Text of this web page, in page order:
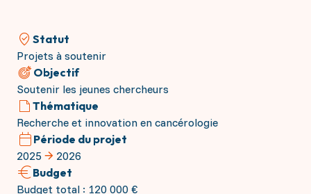
Interception : la prévention personnalisée
IRM Angers
La génétique constitutionnelle
Les séquelles des traitements
Le soutien aux jeunes chercheurs 2026
La radiothérapie Flash
Vos dons agissent
Acquisition d’un mammographe 3D haute
technologie
Les défis et enjeux contre le Cancer
Ensemble, continuons le combat.
Soutenir financièrement
Faire un don ponctuel ou régulier
S'engager en mécénat d'entreprise
Collecter en mémoire d'un proche
Transmettre par legs, donation ou assurance vie
Donner via l'IFI
S'investir personnellement
Statut
Projets à soutenir
Objectif
Soutenir les jeunes chercheurs
Thématique
Recherche et innovation en cancérologie
Période du projet
2025
2026
Budget
Budget total : 120 000 €